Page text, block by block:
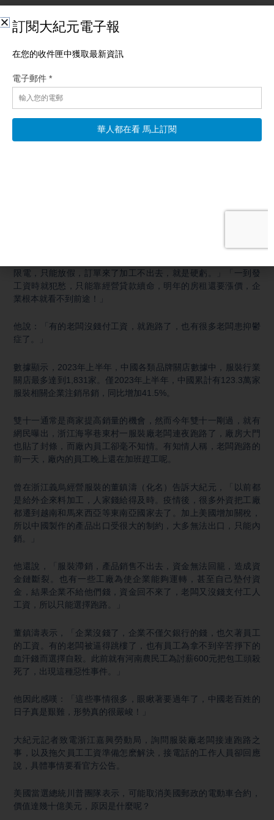
中國經濟今年進一步惡化，浙江服裝廠老闆紛紛跑路，因為看不
到前途。到底發生了什麼呢？
【浙江服裝廠現倒閉潮 老闆：今年真難】
中國大陸經濟惡化，小微企業更是苦不堪言。近日網上曝出，浙
江許村鎮僅一個月就有26家服裝廠老闆跑路。業內人士感嘆，企
業看不到前途，形勢嚴峻。
12月2日，浙江嘉興海寧許村鎮多個村被曝服裝廠倒閉，老闆跑
曾在浙江嘉興開服裝廠的邵先生對大紀元表示，「維持一個小
限電，只能放假，訂單來了加工不出去，就是硬虧。」「一到發
工資時就犯愁，只能靠經營貸款續命，明年的房租還要漲價，企
業根本就看不到前途！」
他說：「有的老闆沒錢付工資，就跑路了，也有很多老闆患抑鬱
症了。」
數據顯示，2023年上半年，中國各類品牌關店數據中，服裝行業
關店最多達到1,831家。僅2023年上半年，中國累計有123.3萬家
服裝相關企業注銷吊銷，同比增加41.5%。
雙十一通常是商家提高銷量的機會，然而今年雙十一剛過，就有
網民曝出，浙江海寧巷東村一服裝廠老闆連夜跑路了，廠房大門
也貼了封條，而廠內員工卻毫不知情。有知情人稱，老闆跑路的
前一天，廠內的員工晚上還在加班趕工呢。
曾在浙江義烏經營服裝的董鎮濤（化名）告訴大紀元，「以前都
是給外企來料加工，人家錢給得及時。疫情後，很多外資把工廠
都遷到越南和馬來西亞等東南亞國家去了。加上美國增加關稅，
所以中國製作的產品出口受很大的制約，大多無法出口，只能內
銷。」
他還說，「服裝滯銷，產品銷售不出去，資金無法回籠，造成資
金鏈斷裂。也有一些工廠為使企業能夠運轉，甚至自己墊付資
金，結果企業不給他們錢，資金回不來了，老闆又沒錢支付工人
工資，所以只能選擇跑路。」
董鎮濤表示，「企業沒錢了，企業不僅欠銀行的錢，也欠著員工
的工資。有的老闆被逼得跳樓了，也有員工為拿不到辛苦掙下的
血汗錢而選擇自殺。此前就有河南農民工為討薪600元把包工頭殺
死了，出現這種惡性事件。」
他因此感嘆：「這些事情很多，眼瞅著要過年了，中國老百姓的
日子真是艱難，形勢真的很嚴峻！」
大紀元記者致電浙江嘉興勞動局，詢問服裝廠老闆接連跑路之
事，以及拖欠員工工資準備怎麽解決，接電話的工作人員卻回應
說，具體事情要看官方公告。
美國當選總統川普團隊表示，可能取消美國郵政的電動車合約，
價值達幾十億美元，原因是什麼呢？